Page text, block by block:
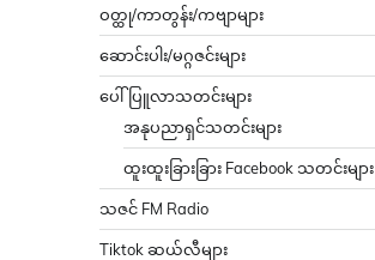
ဝတ္ထု/ကာတွန်း/ကဗျာများ
ဆောင်းပါး/မဂ္ဂဇင်းများ
ပေါ်ပြူလာသတင်းများ
အနုပညာရှင်သတင်းများ
ထူးထူးခြားခြား Facebook သတင်းများ
သဇင် FM Radio
Tiktok ဆယ်လီများ